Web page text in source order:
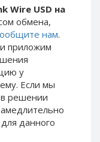
Wire USD на
обмена,
нам.
приложим
у
Если мы
решении
данного
Balance AMD
USD
EUR
INR
PLN
GBP
NOK